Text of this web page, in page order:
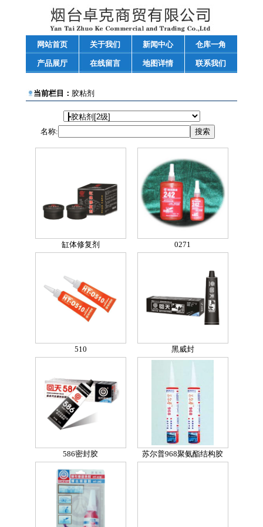
网站首页 关于我们 新闻中心 仓库一角
产品展厅 在线留言 地图详情 联系我们
当前栏目： 胶粘剂
名称:
缸体修复剂 0271
510 黑威封
586密封胶 苏尔普968聚氨酯结构胶